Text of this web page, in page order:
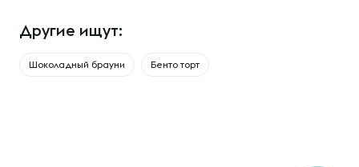
Другие ищут:
Шоколадный брауни Бенто торт